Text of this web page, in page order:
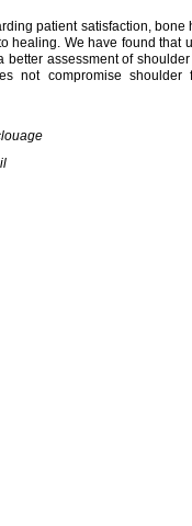
patient satisfaction,
healing. We have found that
assessment of
not compromise shoulder